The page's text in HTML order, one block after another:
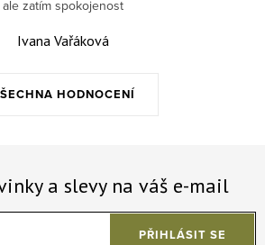
HODNOCENÍ
ale zatím spokojenost
Ivana Vařáková
a slevy na váš e-mail
PŘIHLÁSIT SE